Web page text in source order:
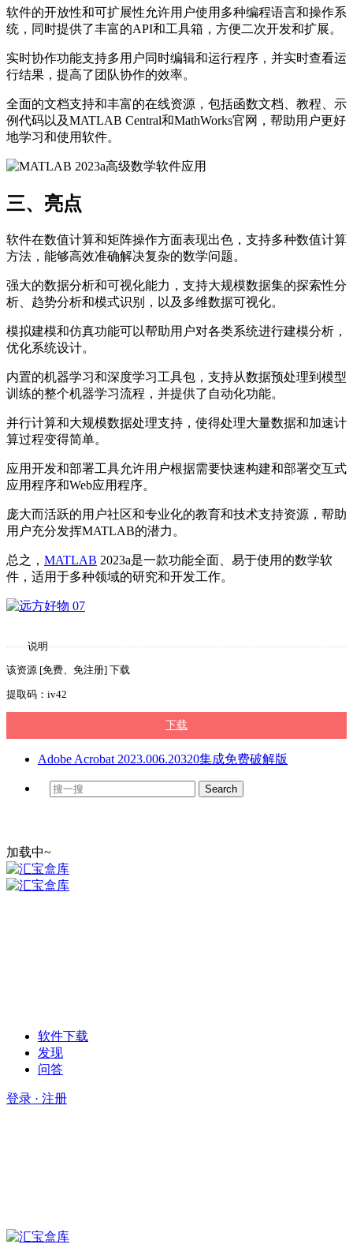
软件的开放性和可扩展性允许用户使用多种编程语言和操作系
统，同时提供了丰富的API和工具箱，方便二次开发和扩展。
实时协作功能支持多用户同时编辑和运行程序，并实时查看运
行结果，提高了团队协作的效率。
全面的文档支持和丰富的在线资源，包括函数文档、教程、示
例代码以及MATLAB Central和MathWorks官网，帮助用户更好
地学习和使用软件。
三、亮点
软件在数值计算和矩阵操作方面表现出色，支持多种数值计算
方法，能够高效准确解决复杂的数学问题。
强大的数据分析和可视化能力，支持大规模数据集的探索性分
析、趋势分析和模式识别，以及多维数据可视化。
模拟建模和仿真功能可以帮助用户对各类系统进行建模分析，
优化系统设计。
内置的机器学习和深度学习工具包，支持从数据预处理到模型
训练的整个机器学习流程，并提供了自动化功能。
并行计算和大规模数据处理支持，使得处理大量数据和加速计
算过程变得简单。
应用开发和部署工具允许用户根据需要快速构建和部署交互式
应用程序和Web应用程序。
庞大而活跃的用户社区和专业化的教育和技术支持资源，帮助
用户充分发挥MATLAB的潜力。
总之， MATLAB 2023a是一款功能全面、易于使用的数学软
件，适用于多种领域的研究和开发工作。
说明
该资源 [免费、免注册] 下载
提取码：iv42
下载
Adobe Acrobat 2023.006.20320集成免费破解版
加载中~
软件下载
发现
问答
登录 · 注册